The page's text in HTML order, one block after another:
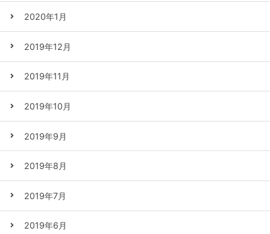
2020年1月
2019年12月
2019年11月
2019年10月
2019年9月
2019年8月
2019年7月
2019年6月